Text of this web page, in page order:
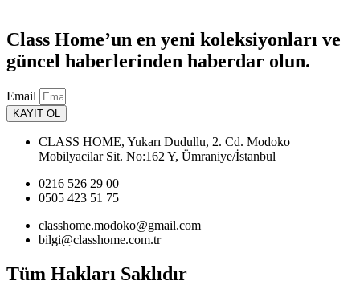
Class Home’un en yeni koleksiyonları ve
güncel haberlerinden haberdar olun.
Email
KAYIT OL
CLASS HOME, Yukarı Dudullu, 2. Cd. Modoko
Mobilyacilar Sit. No:162 Y, Ümraniye/İstanbul
0216 526 29 00
0505 423 51 75
classhome.modoko@gmail.com
bilgi@classhome.com.tr
Tüm Hakları Saklıdır